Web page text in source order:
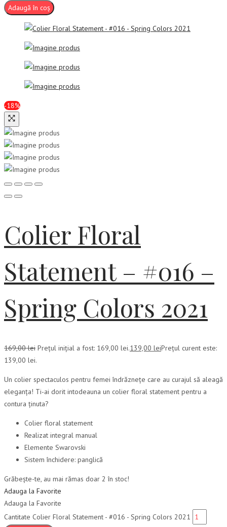
Adaugă în coș
-18%
Colier Floral
Statement – #016 –
Spring Colors 2021
169,00lei Prețul inițial a fost: 169,00 lei.139,00 leiPrețul curent este:
139,00 lei.
Un colier spectaculos pentru femei îndrăznețe care au curajul să aleagă
eleganța! Ti-ai dorit intodeauna un colier floral statement pentru a
contura ținuta?
Colier floral statement
Realizat integral manual
Elemente Swarovski
Sistem închidere: panglică
Grăbește-te, au mai rămas doar 2 în stoc!
Adauga la Favorite
Adauga la Favorite
Cantitate Colier Floral Statement - #016 - Spring Colors 2021